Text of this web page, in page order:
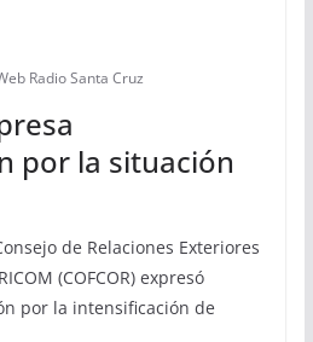
Radio Santa Cruz
por la situación
de Relaciones Exteriores
(COFCOR) expresó
por la intensificación de